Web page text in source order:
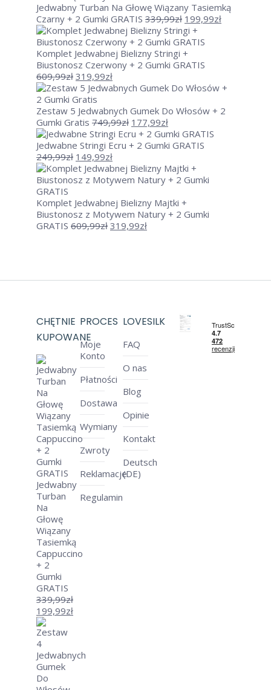
Jedwabny Turban Na Głowę Wiązany Tasiemką
Czarny + 2 Gumki GRATIS 339,99zł Pierwotna
cena
wynosiła:
339,99zł.
199,99złAktualna
Komplet Jedwabnej Bielizny Stringi +
Biustonosz Czerwony + 2 Gumki GRATIS
609,99zł Pierwotna
cena
wynosiła:
609,99zł.
319,99złAktualna
cena
319,99zł.
Zestaw 5 Jedwabnych Gumek Do Włosów + 2
Gumki Gratis 749,99zł Pierwotna
cena
wynosiła:
177,99złAktualna
cena
wynosi:
Jedwabne Stringi Ecru + 2 Gumki GRATIS
249,99zł Pierwotna
cena
wynosiła:
149,99złAktualna
cena
wynosi:
Komplet Jedwabnej Bielizny Majtki +
Biustonosz z Motywem Natury + 2 Gumki
GRATIS 609,99zł Pierwotna
319,99złAktualna
CHĘTNIE
KUPOWANE
Jedwabny
Turban
Na
Głowę
Wiązany
Tasiemką
Cappuccino
+ 2
Gumki
GRATIS
339,99zł
Pierwotna
cena
wynosiła:
339,99zł.
199,99zł
Aktualna
cena
wynosi:
199,99zł.
PROCES
Moje
Konto
Płatności
Dostawa
Wymiany
Zwroty
Reklamacje
Regulamin
LOVESILK
FAQ
O nas
Blog
Opinie
Kontakt
Deutsch
(DE)